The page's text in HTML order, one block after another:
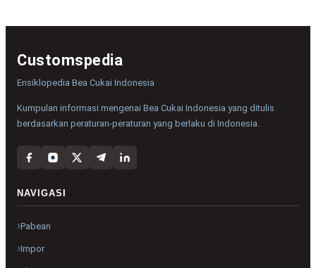
Customspedia
Ensiklopedia Bea Cukai Indonesia
Kumpulan informasi mengenai Bea Cukai Indonesia yang ditulis
berdasarkan peraturan-peraturan yang berlaku di Indonesia.
NAVIGASI
Pabean
Impor